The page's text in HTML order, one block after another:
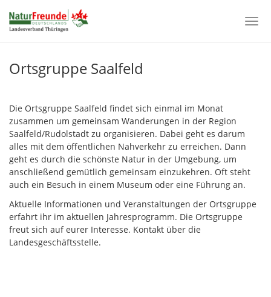
Hauptinhalt
springen
Ortsgruppe Saalfeld
Die Ortsgruppe Saalfeld findet sich einmal im Monat
zusammen um gemeinsam Wanderungen in der Region
Saalfeld/Rudolstadt zu organisieren. Dabei geht es darum
alles mit dem öffentlichen Nahverkehr zu erreichen. Dann
geht es durch die schönste Natur in der Umgebung, um
anschließend gemütlich gemeinsam einzukehren. Oft steht
auch ein Besuch in einem Museum oder eine Führung an.
Aktuelle Informationen und Veranstaltungen der Ortsgruppe
erfahrt ihr im aktuellen Jahresprogramm. Die Ortsgruppe
freut sich auf eurer Interesse. Kontakt über die
Landesgeschäftsstelle.